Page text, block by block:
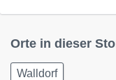
Orte in dieser
Walldorf